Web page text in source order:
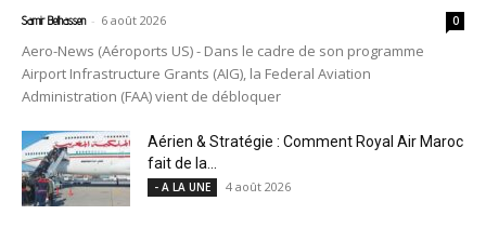
Samir Belhassen - 6 août 2026 0
Aero-News (Aéroports US) - Dans le cadre de son programme
Airport Infrastructure Grants (AIG), la Federal Aviation
Administration (FAA) vient de débloquer
Aérien & Stratégie : Comment Royal Air Maroc
fait de la...
- A LA UNE 4 août 2026